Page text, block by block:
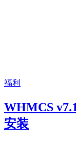
福利
WHMCS
安装